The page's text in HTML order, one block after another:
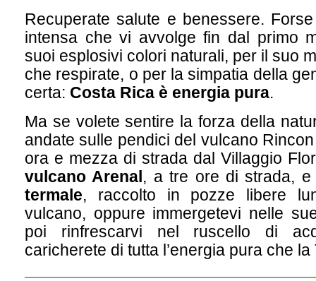
Recuperate salute e benessere.
intensa che vi avvolge fin dal primo
suoi esplosivi colori naturali, per il suo
che respirate, o per la simpatia della
certa: Costa Rica è energia pura.
Ma se volete sentire la forza della
andate sulle pendici del vulcano
ora e mezza di strada dal Villaggio
vulcano Arenal, a tre ore di strada,
termale, raccolto in pozze libere
vulcano, oppure immergetevi nelle
poi rinfrescarvi nel ruscello di
caricherete di tutta l’energia pura che la